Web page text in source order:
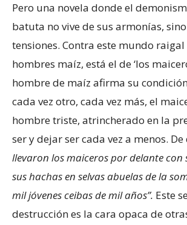
Pero una novela donde el
batuta no vive de sus armonías,
tensiones. Contra este mundo raigal
hombres maíz, está el de ‘los
hombre de maíz afirma su
cada vez otro, cada vez más, el
hombre triste, atrincherado en la
ser y dejar ser cada vez a menos.
llevaron los maiceros por delante con
sus hachas en selvas abuelas de la
mil jóvenes ceibas de mil años”. Este
destrucción es la cara opaca de